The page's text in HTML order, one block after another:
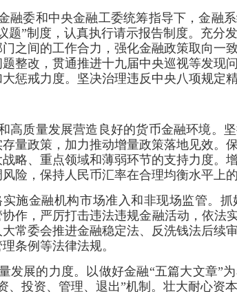
融委和中央金融工委统筹指导下，金融
”制度，认真执行请示报告制度。充分
之间的工作合力，强化金融政策取向一
整改，贯通推进十九届中央巡视等发现
惩戒力度。坚决治理违反中央八项规定精
高质量发展营造良好的货币金融环境。
量政策，加力推动增量政策落地见效。
略、重点领域和薄弱环节的支持力度。
险，保持人民币汇率在合理均衡水平上的
施金融机构市场准入和非现场监管。
作，严厉打击违法违规金融活动，依法
常委会推进金融稳定法、反洗钱法后续
条例等法律法规。
发展的力度。以做好金融“五篇大文章”
投资、管理、退出”机制。壮大耐心资